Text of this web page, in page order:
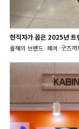
현직자가 꼽은 2025년 트
올해의 브랜드·페어·굿즈